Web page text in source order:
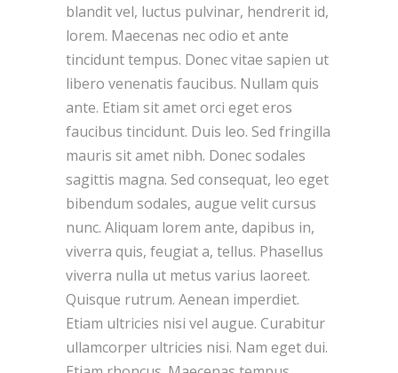
blandit vel, luctus pulvinar, hendrerit id,
lorem. Maecenas nec odio et ante
tincidunt tempus. Donec vitae sapien ut
libero venenatis faucibus. Nullam quis
ante. Etiam sit amet orci eget eros
faucibus tincidunt. Duis leo. Sed fringilla
mauris sit amet nibh. Donec sodales
sagittis magna. Sed consequat, leo eget
bibendum sodales, augue velit cursus
nunc. Aliquam lorem ante, dapibus in,
viverra quis, feugiat a, tellus. Phasellus
viverra nulla ut metus varius laoreet.
Quisque rutrum. Aenean imperdiet.
Etiam ultricies nisi vel augue. Curabitur
ullamcorper ultricies nisi. Nam eget dui.